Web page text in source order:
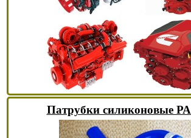
Патрубки силиконовые